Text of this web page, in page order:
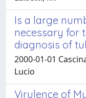
Is a large
necessary for
diagnosis of
2000-01-01
Lucio
Virulence of